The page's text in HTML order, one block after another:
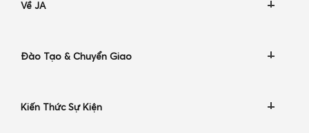
Về JA
Đào Tạo & Chuyển Giao
Kiến Thức Sự Kiện